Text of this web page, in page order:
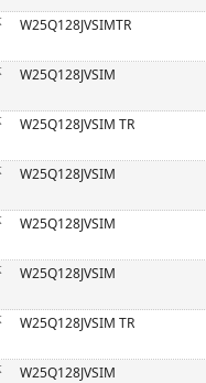
W25Q128JVSIMTR
W25Q128JVSIM
W25Q128JVSIM TR
W25Q128JVSIM
W25Q128JVSIM
W25Q128JVSIM
W25Q128JVSIM TR
W25Q128JVSIM